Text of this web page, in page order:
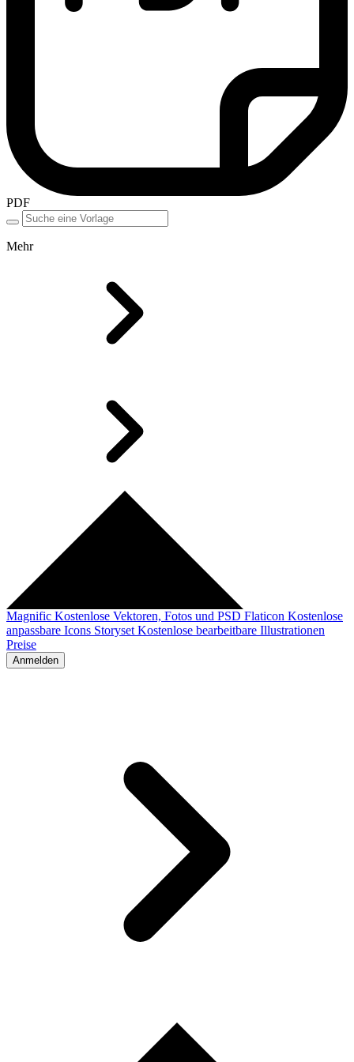
PDF
Mehr
Magnific Kostenlose Vektoren, Fotos und PSD Flaticon Kostenlose
anpassbare Icons Storyset Kostenlose bearbeitbare Illustrationen
Preise
Anmelden